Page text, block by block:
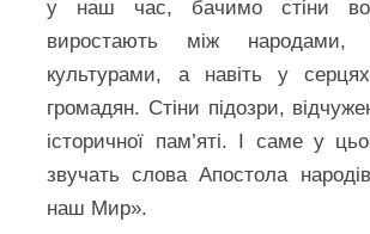
у наш час, бачимо стіни
виростають між народами,
культурами, а навіть у серцях
громадян. Стіни підозри,
історичної пам’яті. І саме у
звучать слова Апостола
наш Мир».